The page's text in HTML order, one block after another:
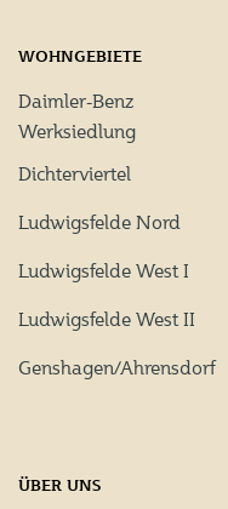
WOHNGEBIETE
Daimler-Benz
Werksiedlung
Dichterviertel
Ludwigsfelde Nord
Ludwigsfelde West I
Ludwigsfelde West II
Genshagen/Ahrensdorf
ÜBER UNS